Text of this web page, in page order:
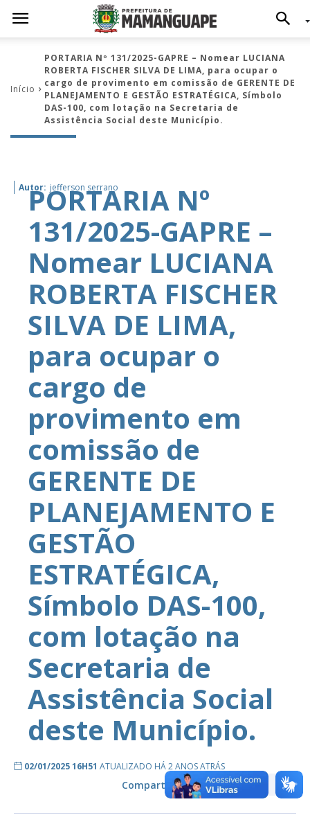
Início
PORTARIA Nº 131/2025-GAPRE – Nomear LUCIANA
ROBERTA FISCHER SILVA DE LIMA, para ocupar o
cargo de provimento em comissão de GERENTE DE
PLANEJAMENTO E GESTÃO ESTRATÉGICA, Símbolo
DAS-100, com lotação na Secretaria de
Assistência Social deste Município.
Autor: jefferson serrano
PORTARIA Nº
131/2025-GAPRE –
Nomear LUCIANA
ROBERTA FISCHER
SILVA DE LIMA,
para ocupar o
cargo de
provimento em
comissão de
GERENTE DE
PLANEJAMENTO E
GESTÃO
ESTRATÉGICA,
Símbolo DAS-100,
com lotação na
Secretaria de
Assistência Social
deste Município.
02/01/2025 16H51 ATUALIZADO HÁ 2 ANOS ATRÁS
Compartilhe: